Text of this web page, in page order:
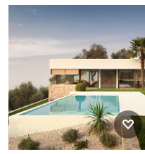
Großes Modernes Poolhaus
neben dem Haus in
rechteckiger Form mit
Betonboden in Nürnberg